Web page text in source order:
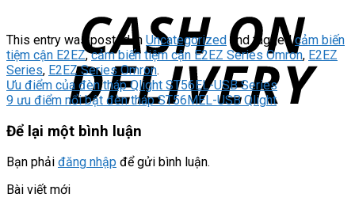
This entry was posted in Uncategorizedand taggedcảm biến
tiệm cận E2EZ,cảm biến tiệm cận E2EZ Series Omron, E2EZ
Series, E2EZ Series Omron.
Ưu điểm của đèn tháp Qlight ST56EL-USB Series
9 ưu điểm nổi bật đèn tháp ST56MEL-USB Qlight
Để lại một bình luận
Bạn phải đăng nhập để gửi bình luận.
Bài viết mới